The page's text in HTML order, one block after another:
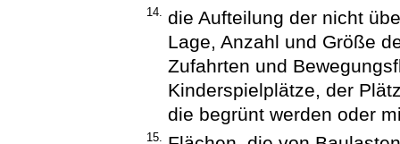
14.
die Aufteilung der nicht
Lage, Anzahl und Größe
Zufahrten und
Kinderspielplätze, der
die begrünt werden oder
15.